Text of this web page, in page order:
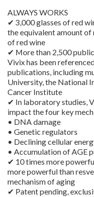
ALWAYS WORKS
✔ 3,000 glasses of red
the equivalent amount of
of red wine
✔ More than 2,500
Vivix has been
publications, including
University, the National
Cancer Institute
✔ In laboratory studies,
impact the four key
• DNA damage
• Genetic regulators
• Declining cellular
• Accumulation of AGE
✔ 10 times more
more powerful than
mechanism of aging
✔ Patent pending,